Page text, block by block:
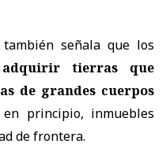
señala que los
tierras que
de grandes cuerpos
principio, inmuebles
de frontera.